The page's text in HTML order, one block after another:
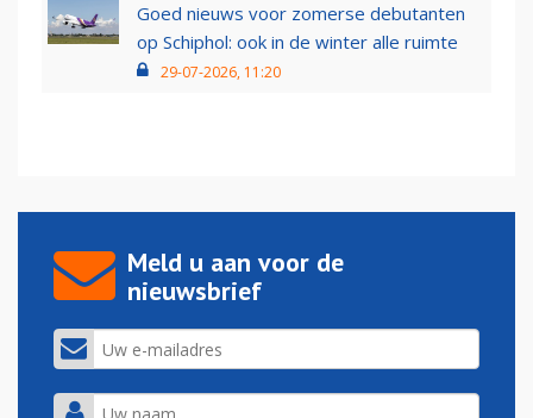
Goed nieuws voor zomerse debutanten
op Schiphol: ook in de winter alle ruimte
29-07-2026, 11:20
Meld u aan voor de
nieuwsbrief